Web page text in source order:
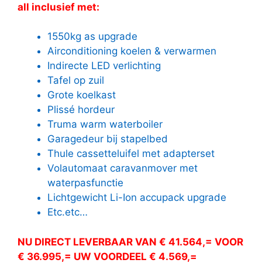
all inclusief met:
1550kg as upgrade
Airconditioning koelen & verwarmen
Indirecte LED verlichting
Tafel op zuil
Grote koelkast
Plissé hordeur
Truma warm waterboiler
Garagedeur bij stapelbed
Thule cassetteluifel met adapterset
Volautomaat caravanmover met
waterpasfunctie
Lichtgewicht Li-Ion accupack upgrade
Etc.etc…
NU DIRECT LEVERBAAR VAN € 41.564,= VOOR
€ 36.995,= UW VOORDEEL € 4.569,=